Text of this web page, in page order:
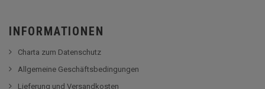
INFORMATIONEN
Charta zum Datenschutz
Allgemeine Geschäftsbedingungen
Lieferung und Versandkosten